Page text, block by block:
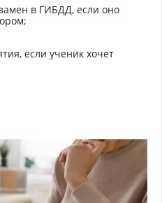
в ГИБДД, если оно
если ученик хочет